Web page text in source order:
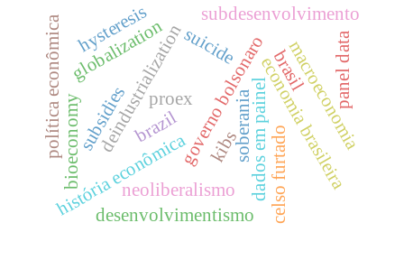
governo bolsonaro
história econômica economia brasileira
deindustrialization
globalization
dados em painel
política econômica
desenvolvimentismo
neoliberalismo
soberania
brasil
macroeconomia
subdesenvolvimento
celso furtado
bioeconomy brazil
suicide
hysteresis
proex
subsidies
panel data
kibs